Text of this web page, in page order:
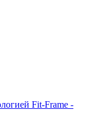
Fit-Frame -